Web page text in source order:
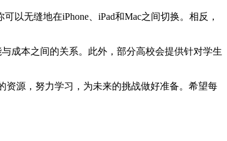
以无缝地在iPhone、iPad和Mac之间切换。相反，
成本之间的关系。此外，部分高校会提供针对学生
资源，努力学习，为未来的挑战做好准备。希望每